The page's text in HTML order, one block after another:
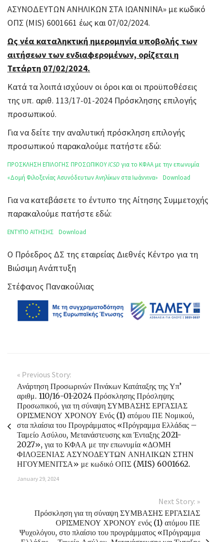
ΑΣΥΝΟΔΕΥΤΩΝ ΑΝΗΛΙΚΩΝ ΣΤΑ ΙΩΑΝΝΙΝΑ» με κωδικό
ΟΠΣ (MIS) 6001661 έως και 07/02/2024.
Ως νέα καταληκτική ημερομηνία υποβολής των
αιτήσεων των ενδιαφερομένων, ορίζεται η
Τετάρτη 07/02/2024.
Κατά τα λοιπά ισχύουν οι όροι και οι προϋποθέσεις
της υπ. αριθ. 113/17-01-2024 Πρόσκλησης επιλογής
προσωπικού.
Για να δείτε την αναλυτική πρόσκληση επιλογής
προσωπικού παρακαλούμε πατήστε εδώ:
ΠΡΟΣΚΛΗΣΗ ΕΠΙΛΟΓΗΣ ΠΡΟΣΩΠΙΚΟΥICSDγια το ΚΦΑΑ με την επωνυμία
«Δομή Φιλοξενίας Ασυνόδευτων Ανηλίκων στα Ιωάννινα»
Download
Για να κατεβάσετε το έντυπο της Αίτησης Συμμετοχής
παρακαλούμε πατήστε εδώ:
ΕΝΤΥΠΟ ΑΙΤΗΣΗΣ Download
Ο Πρόεδρος ΔΣ της εταιρείας Διεθνές Κέντρο για τη
Βιώσιμη Ανάπτυξη
Στέφανος Πανακούλιας
« Previous Story:
Ανάρτηση Προσωρινών Πινάκων Κατάταξης της Υπ’
αριθμ. 110/16-01-2024 Πρόσκλησης Πρόσληψης
Προσωπικού, για τη σύναψη ΣΥΜΒΑΣΗΣ ΕΡΓΑΣΙΑΣ
ΟΡΙΣΜΕΝΟΥ ΧΡΟΝΟΥ Ενός (1) ατόμου ΠΕ Νομικού,
στα πλαίσια του Προγράμματος «Πρόγραμμα Ελλάδας –
Ταμείο Ασύλου, Μετανάστευσης και Ένταξης 2021-
2027», για το ΚΦΑΑ με την επωνυμία «ΔΟΜΗ
ΦΙΛΟΞΕΝΙΑΣ ΑΣΥΝΟΔΕΥΤΩΝ ΑΝΗΛΙΚΩΝ ΣΤΗΝ
ΗΓΟΥΜΕΝΙΤΣΑ» με κωδικό ΟΠΣ (MIS) 6001662.
January 29, 2024
Next Story: »
Πρόσκληση για τη σύναψη ΣΥΜΒΑΣΗΣ ΕΡΓΑΣΙΑΣ
ΟΡΙΣΜΕΝΟΥ ΧΡΟΝΟΥ ενός (1) ατόμου ΠΕ
Ψυχολόγου, στο πλαίσιο του προγράμματος «Πρόγραμμα